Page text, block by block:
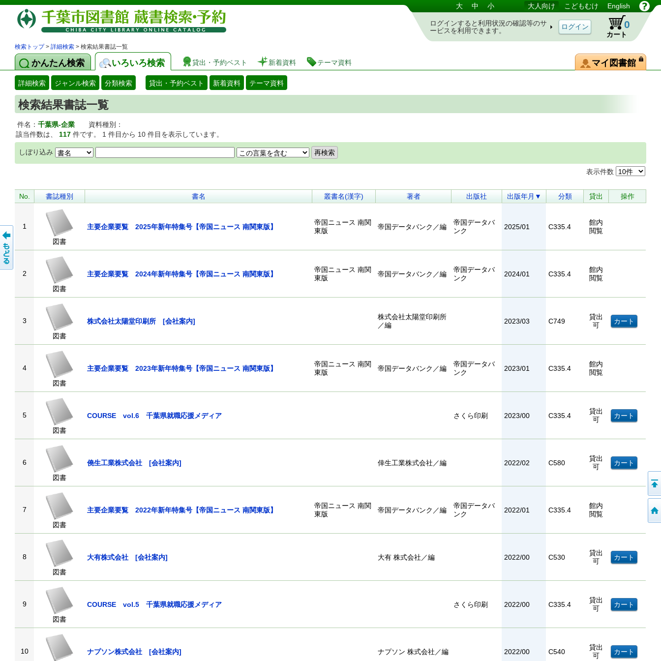
図書館 蔵書検索・予約システム 大 中 小 大人向け こどもむけ English
ログインすると利用状況の確認等のサ
ービスを利用できます。
カート
0
検索トップ> 詳細検索 > 検索結果書誌一覧
かんたん検索 いろいろ検索 貸出・予約ベスト 新着資料 テーマ資料 マイ図書館
詳細検索 ジャンル検索 分類検索 貸出・予約ベスト 新着資料 テーマ資料
検索結果書誌一覧
件名： 千葉県-企業 資料種別：
該当件数は、 117 件です。 1 件目から 10 件目を表示しています。
しぼり込み
表示件数
No. 書誌種別 書名 叢書名(漢字) 著者 出版社 出版年月▼ 分類 貸出 操作
1
図書
主要企業要覧 2025年新年特集号【帝国ニュース 南関東版】
帝国ニュース 南関
東版
帝国データバンク／編
帝国データバ
ンク
2025/01 C335.4
館内
閲覧
2
図書
主要企業要覧 2024年新年特集号【帝国ニュース 南関東版】
帝国ニュース 南関
東版
帝国データバンク／編
帝国データバ
ンク
2024/01 C335.4
館内
閲覧
3
図書
株式会社太陽堂印刷所 [会社案内]
株式会社太陽堂印刷所
／編
2023/03 C749
貸出
可
4
図書
主要企業要覧 2023年新年特集号【帝国ニュース 南関東版】
帝国ニュース 南関
東版
帝国データバンク／編
帝国データバ
ンク
2023/01 C335.4
館内
閲覧
5
図書
COURSE vol.6 千葉県就職応援メディア さくら印刷 2023/00 C335.4
貸出
可
6
図書
僥生工業株式会社 [会社案内] 倖生工業株式会社／編 2022/02 C580
貸出
可
7
図書
主要企業要覧 2022年新年特集号【帝国ニュース 南関東版】
帝国ニュース 南関
東版
帝国データバンク／編
帝国データバ
ンク
2022/01 C335.4
館内
閲覧
8
図書
大有株式会社 [会社案内] 大有 株式会社／編 2022/00 C530
貸出
可
9
図書
COURSE vol.5 千葉県就職応援メディア さくら印刷 2022/00 C335.4
貸出
可
10 ナプソン株式会社 [会社案内] ナプソン 株式会社／編 2022/00 C540
貸出
可